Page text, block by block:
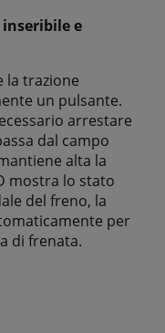
e
la trazione
un pulsante.
arrestare
dal campo
alta la
mostra lo stato
del freno, la
per
di frenata.